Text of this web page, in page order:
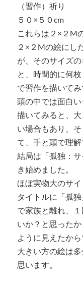
（習作）祈り
５０×５０cm
これらは２×２M
２×２Mの絵にし
が、そのサイズ
と、時間的に何
で習作を描いてみ
頭の中では面白
描いてみると、
い場合もあり、
て、手と頭で理解
結局は「孤独：
き始めました。
ほぼ実物大のサイ
タイトルに「孤
で家族と離れ、
いか？と思った
ように見えたから
大きい方の絵は
思います。